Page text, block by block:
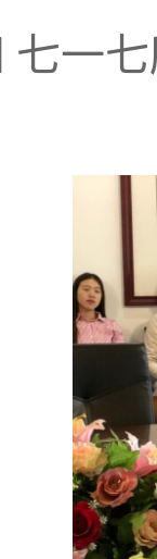
七一